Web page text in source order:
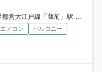
都営大江戸線「蔵前」駅 徒歩5分
エアコン
バルコニー